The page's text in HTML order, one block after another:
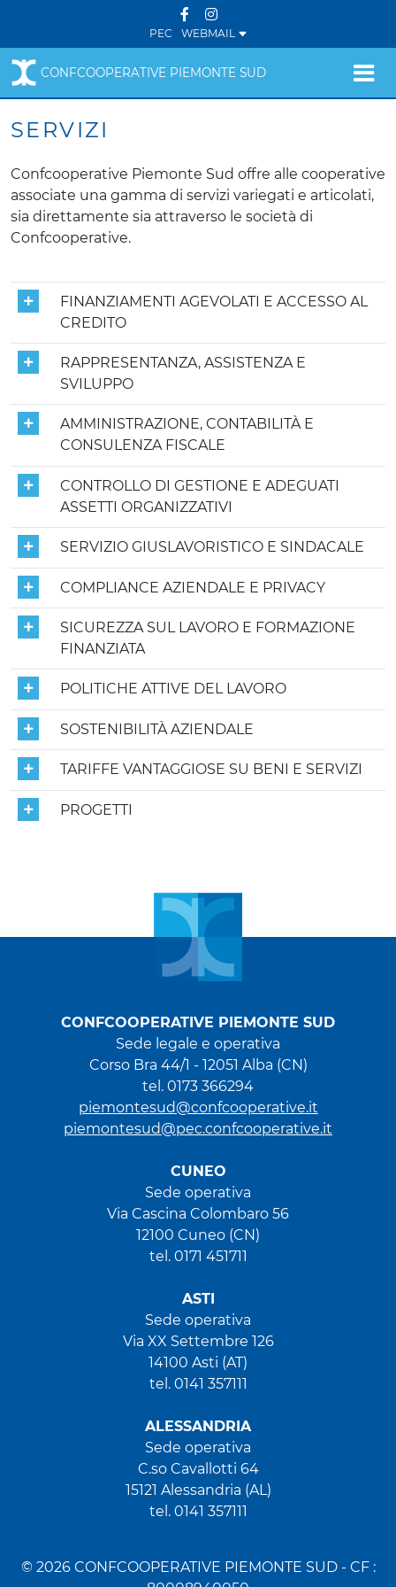
PEC WEBMAIL
CONFCOOPERATIVE PIEMONTE SUD
SERVIZI
Confcooperative Piemonte Sud offre alle cooperative
associate una gamma di servizi variegati e articolati,
sia direttamente sia attraverso le società di
Confcooperative.
Elenco dei Servizi
FINANZIAMENTI AGEVOLATI E ACCESSO AL
CREDITO
RAPPRESENTANZA, ASSISTENZA E
SVILUPPO
AMMINISTRAZIONE, CONTABILITÀ E
CONSULENZA FISCALE
CONTROLLO DI GESTIONE E ADEGUATI
ASSETTI ORGANIZZATIVI
SERVIZIO GIUSLAVORISTICO E SINDACALE
COMPLIANCE AZIENDALE E PRIVACY
SICUREZZA SUL LAVORO E FORMAZIONE
FINANZIATA
POLITICHE ATTIVE DEL LAVORO
SOSTENIBILITÀ AZIENDALE
TARIFFE VANTAGGIOSE SU BENI E SERVIZI
PROGETTI
CONFCOOPERATIVE PIEMONTE SUD
Sede legale e operativa
Corso Bra 44/1 - 12051 Alba (CN)
tel. 0173 366294
piemontesud@confcooperative.it
piemontesud@pec.confcooperative.it
CUNEO
Sede operativa
Via Cascina Colombaro 56
12100 Cuneo (CN)
tel. 0171 451711
ASTI
Sede operativa
Via XX Settembre 126
14100 Asti (AT)
tel. 0141 357111
ALESSANDRIA
Sede operativa
C.so Cavallotti 64
15121 Alessandria (AL)
tel. 0141 357111
© 2026 CONFCOOPERATIVE PIEMONTE SUD - CF :